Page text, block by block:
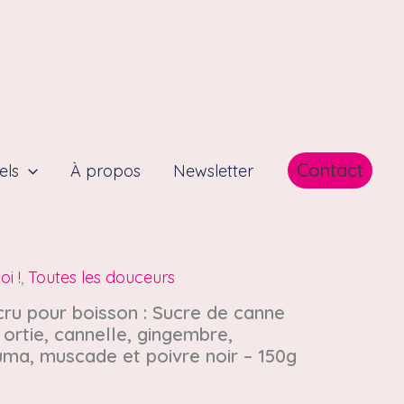
À propos Newsletter Contact
!, Toutes les douceurs
pour boisson : Sucre de canne
cannelle, gingembre,
muscade et poivre noir – 150g